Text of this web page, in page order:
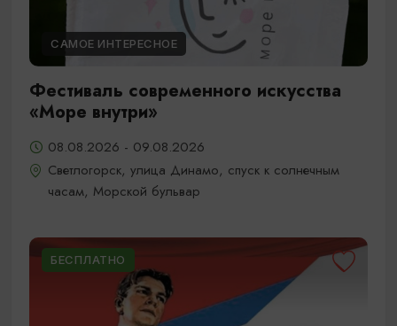
САМОЕ ИНТЕРЕСНОЕ
Фестиваль современного искусства
«Море внутри»
08.08.2026 - 09.08.2026
Светлогорск, улица Динамо, спуск к солнечным
часам, Морской бульвар
БЕСПЛАТНО